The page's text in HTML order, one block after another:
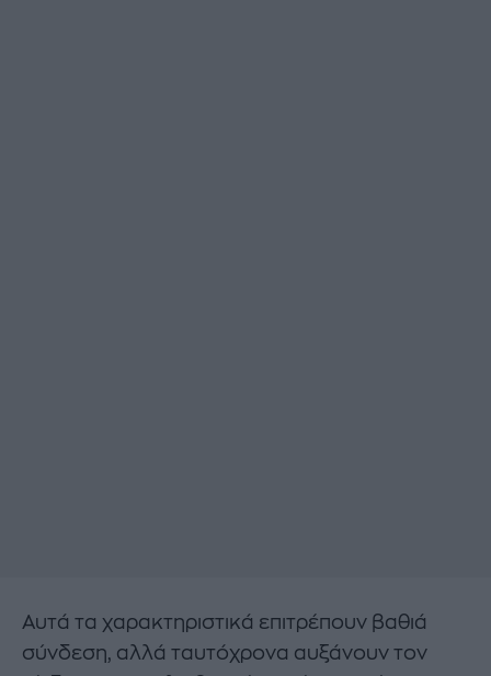
Αυτά τα χαρακτηριστικά επιτρέπουν βαθιά
σύνδεση, αλλά ταυτόχρονα αυξάνουν τον